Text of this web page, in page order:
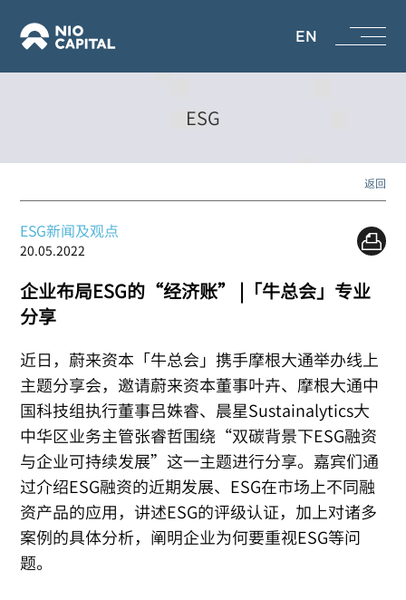
EN
ESG
返回
ESG新闻及观点
20.05.2022
企业布局ESG的“经济账” |「牛总会」专业
分享
近日，蔚来资本「牛总会」携手摩根大通举办线上
主题分享会，邀请蔚来资本董事叶卉、摩根大通中
国科技组执行董事吕姝睿、晨星Sustainalytics大
中华区业务主管张睿哲围绕“双碳背景下ESG融资
与企业可持续发展”这一主题进行分享。嘉宾们通
过介绍ESG融资的近期发展、ESG在市场上不同融
资产品的应用，讲述ESG的评级认证，加上对诸多
案例的具体分析，阐明企业为何要重视ESG等问
题。